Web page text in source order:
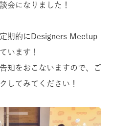
会になりました！
期的にDesigners Meetup
います！
知をおこないますので、ご
してみてください！